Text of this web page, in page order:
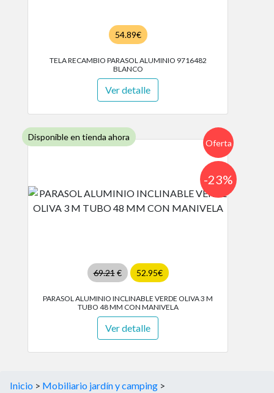
54.89€
TELA RECAMBIO PARASOL ALUMINIO 9716482
BLANCO
Ver detalle
Disponible en tienda ahora
Oferta
69.21€ 52.95€
-23%
PARASOL ALUMINIO INCLINABLE VERDE OLIVA 3 M
TUBO 48 MM CON MANIVELA
Ver detalle
Inicio > Mobiliario jardín y camping >